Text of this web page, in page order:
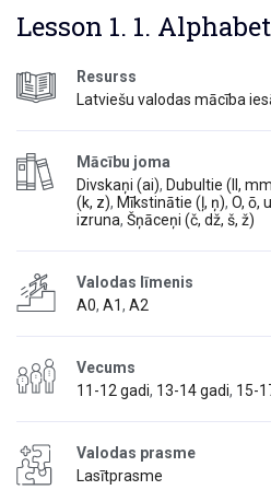
Lesson 1. 1.
Resurss
Latviešu valodas mācība
Mācību joma
Divskaņi (ai), Dubultie (ll,
(k, z), Mīkstinātie (ļ, ņ), O, ō,
izruna, Šņāceņi (č, dž, š, ž)
Valodas līmenis
A0, A1, A2
Vecums
11-12 gadi, 13-14 gadi, 15-
Valodas prasme
Lasītprasme